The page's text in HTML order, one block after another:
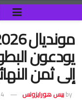
يودعون
إلى ثمن
byبيس هورايزونس 4 يوليو، 2026